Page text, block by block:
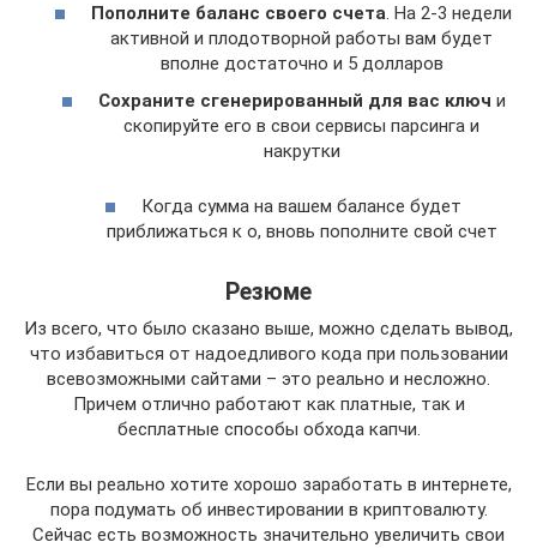
Пополните баланс своего счета . На 2-3 недели
активной и плодотворной работы вам будет
вполне достаточно и 5 долларов
Сохраните сгенерированный для вас ключ и
скопируйте его в свои сервисы парсинга и
накрутки
Когда сумма на вашем балансе будет
приближаться к о, вновь пополните свой счет
Резюме
Из всего, что было сказано выше, можно сделать вывод,
что избавиться от надоедливого кода при пользовании
всевозможными сайтами – это реально и несложно.
Причем отлично работают как платные, так и
бесплатные способы обхода капчи.
Если вы реально хотите хорошо заработать в интернете,
пора подумать об инвестировании в криптовалюту.
Сейчас есть возможность значительно увеличить свои